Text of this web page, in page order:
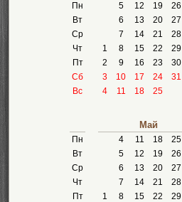
Пн
Вт
Ср
Чт
Пт
Сб
Вс
5 12 19
26
6
13 20
27
7
14 21
28
1
8 15 22
29
2
9 16 23
30
3
10 17 24
31
4
11 18 25
Пн
Вт
Ср
Чт
Пт
Май
4 11 18
25
5
12 19
26
6
13 20
27
7
14 21
28
1
8 15 22
29